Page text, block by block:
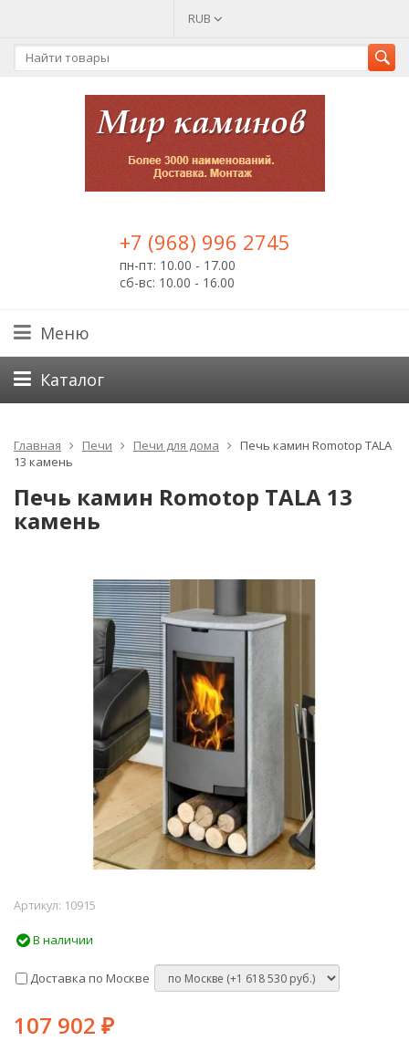
RUB
+7 (968) 996 2745
пн-пт: 10.00 - 17.00
сб-вс: 10.00 - 16.00
Меню
Каталог
Главная Печи Печи для дома
Печь камин Romotop TALA
13 камень
Печь камин Romotop TALA 13
камень
Артикул: 10915
В наличии
Доставка по Москве
107 902 ₽